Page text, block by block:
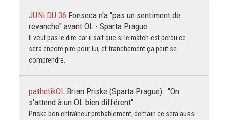
JUNi DU 36 Fonseca n'a "pas un sentiment de
revanche" avant OL - Sparta Prague
Il veut pas le dire car il sait que si le match est perdu ce
sera encore pire pour lui, et franchement ça peut se
comprendre.
pathetikOL Brian Priske (Sparta Prague) : "On
s'attend à un OL bien différent"
Priske bon entraîneur probablement, demain ce sera aussi